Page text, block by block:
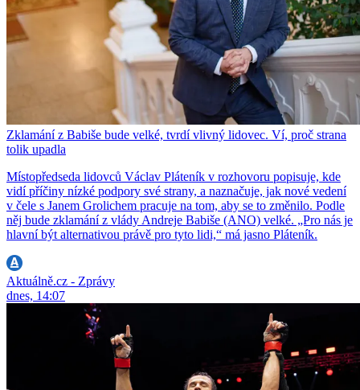
Zklamání z Babiše bude velké, tvrdí vlivný lidovec. Ví, proč strana
tolik upadla
Místopředseda lidovců Václav Pláteník v rozhovoru popisuje, kde
vidí příčiny nízké podpory své strany, a naznačuje, jak nové vedení
v čele s Janem Grolichem pracuje na tom, aby se to změnilo. Podle
něj bude zklamání z vlády Andreje Babiše (ANO) velké. „Pro nás je
hlavní být alternativou právě pro tyto lidi,“ má jasno Pláteník.
Aktuálně.cz - Zprávy
dnes, 14:07